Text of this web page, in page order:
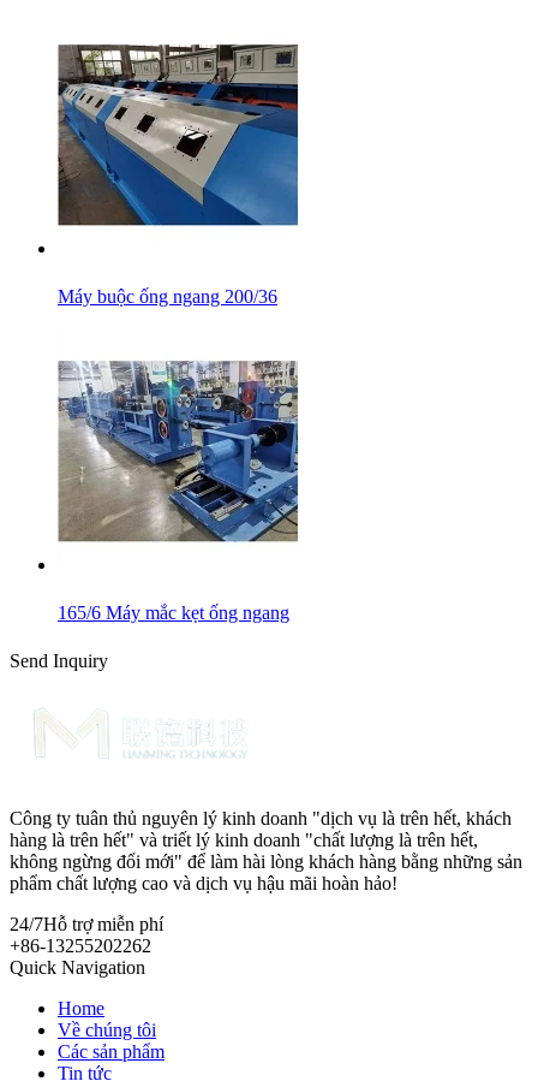
Máy buộc ống ngang 200/36
165/6 Máy mắc kẹt ống ngang
Send Inquiry
Công ty tuân thủ nguyên lý kinh doanh "dịch vụ là trên hết, khách
hàng là trên hết" và triết lý kinh doanh "chất lượng là trên hết,
không ngừng đổi mới" để làm hài lòng khách hàng bằng những sản
phẩm chất lượng cao và dịch vụ hậu mãi hoàn hảo!
24/7Hỗ trợ miễn phí
+86-13255202262
Quick Navigation
Home
Về chúng tôi
Các sản phẩm
Tin tức